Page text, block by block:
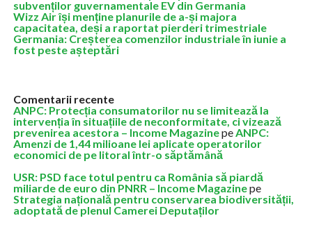
subvenților guvernamentale EV din Germania
Wizz Air își menține planurile de a-și majora
capacitatea, deși a raportat pierderi trimestriale
Germania: Creșterea comenzilor industriale în iunie a
fost peste așteptări
Comentarii recente
ANPC: Protecția consumatorilor nu se limitează la
intervenția în situațiile de neconformitate, ci vizează
prevenirea acestora – Income MagazinepeANPC:
Amenzi de 1,44 milioane lei aplicate operatorilor
economici de pe litoral într-o săptămână
USR: PSD face totul pentru ca România să piardă
miliarde de euro din PNRR – Income Magazinepe
Strategia națională pentru conservarea biodiversității,
adoptată de plenul Camerei Deputaților